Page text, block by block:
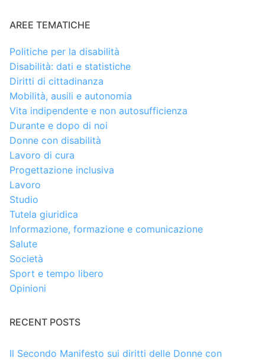
AREE TEMATICHE
Politiche per la disabilità
Disabilità: dati e statistiche
Diritti di cittadinanza
Mobilità, ausili e autonomia
Vita indipendente e non autosufficienza
Durante e dopo di noi
Donne con disabilità
Lavoro di cura
Progettazione inclusiva
Lavoro
Studio
Tutela giuridica
Informazione, formazione e comunicazione
Salute
Società
Sport e tempo libero
Opinioni
RECENT POSTS
Il Secondo Manifesto sui diritti delle Donne con